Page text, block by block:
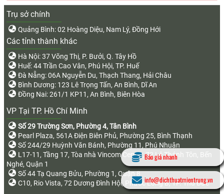
Trụ sở chính
Quảng Bình: 02 Hoàng Diệu, Nam Lý, Đồng Hới
Các tỉnh thành khác
Hà Nội: 37 Võng Thị, P. Bưởi, Q. Tây Hồ
Huế: 44 Trần Cao Vân, Phú Hội, TP. Huế
Đà Nẵng: 06A Nguyễn Du, Thạch Thang, Hải Châu
Bình Dương: 123 Lê Trọng Tấn, An Bình, Dĩ An
Đồng Nai: 261/1 KP11, An Bình, Biên Hòa
VP Tại TP. Hồ Chí Minh
Số 29 Trường Sơn, Phường 4, Tân Bình
Pearl Plaza, 561A Điện Biên Phủ, Phường 25, Bình Thạnh
Số 244/29 Huỳnh Văn Bánh, Phường 11, Phú Nhuận
L17-11, Tầng 17, Tòa nhà Vincom Center, 72 Lê Thánh Tôn, Bến
Nghé, Quận 1
Số 44 Tạ Quang Bửu, Phường 1, Quận 8
C10, Rio Vista, 72 Dương Đình Hội, Phước Long B, TP. Thủ Đức
Báo giá nhanh
info@dichthuatmientrung.vn